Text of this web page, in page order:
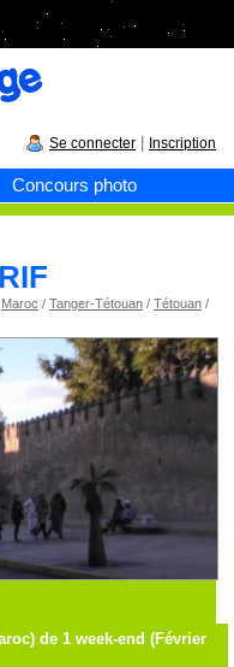
Concours photo
Se connecter Inscription
Maroc / Tanger-Tétouan / Tétouan /
de 1 week-end (Février